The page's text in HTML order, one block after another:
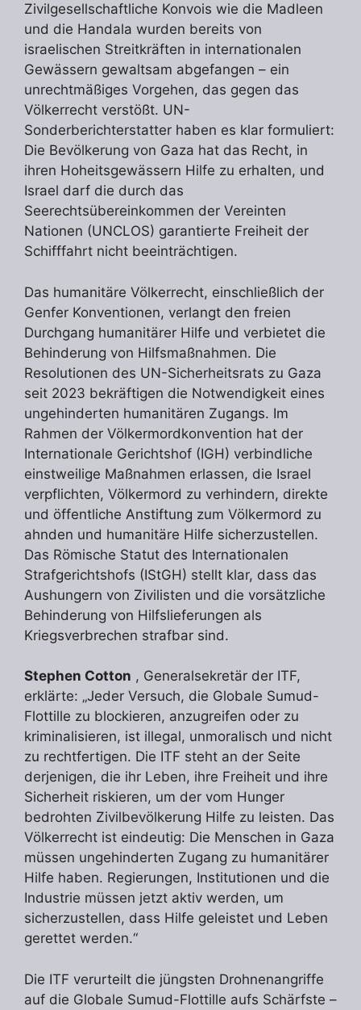
Zivilgesellschaftliche Konvois wie die Madleen
und die Handala wurden bereits von
israelischen Streitkräften in internationalen
Gewässern gewaltsam abgefangen – ein
unrechtmäßiges Vorgehen, das gegen das
Völkerrecht verstößt. UN-
Sonderberichterstatter haben es klar formuliert:
Die Bevölkerung von Gaza hat das Recht, in
ihren Hoheitsgewässern Hilfe zu erhalten, und
Israel darf die durch das
Seerechtsübereinkommen der Vereinten
Nationen (UNCLOS) garantierte Freiheit der
Schifffahrt nicht beeinträchtigen.
Das humanitäre Völkerrecht, einschließlich der
Genfer Konventionen, verlangt den freien
Durchgang humanitärer Hilfe und verbietet die
Behinderung von Hilfsmaßnahmen. Die
Resolutionen des UN-Sicherheitsrats zu Gaza
seit 2023 bekräftigen die Notwendigkeit eines
ungehinderten humanitären Zugangs. Im
Rahmen der Völkermordkonvention hat der
Internationale Gerichtshof (IGH) verbindliche
einstweilige Maßnahmen erlassen, die Israel
verpflichten, Völkermord zu verhindern, direkte
und öffentliche Anstiftung zum Völkermord zu
ahnden und humanitäre Hilfe sicherzustellen.
Das Römische Statut des Internationalen
Strafgerichtshofs (IStGH) stellt klar, dass das
Aushungern von Zivilisten und die vorsätzliche
Behinderung von Hilfslieferungen als
Kriegsverbrechen strafbar sind.
Stephen Cotton , Generalsekretär der ITF,
erklärte: „Jeder Versuch, die Globale Sumud-
Flottille zu blockieren, anzugreifen oder zu
kriminalisieren, ist illegal, unmoralisch und nicht
zu rechtfertigen. Die ITF steht an der Seite
derjenigen, die ihr Leben, ihre Freiheit und ihre
Sicherheit riskieren, um der vom Hunger
bedrohten Zivilbevölkerung Hilfe zu leisten. Das
Völkerrecht ist eindeutig: Die Menschen in Gaza
müssen ungehinderten Zugang zu humanitärer
Hilfe haben. Regierungen, Institutionen und die
Industrie müssen jetzt aktiv werden, um
sicherzustellen, dass Hilfe geleistet und Leben
gerettet werden.“
Die ITF verurteilt die jüngsten Drohnenangriffe
auf die Globale Sumud-Flottille aufs Schärfste –